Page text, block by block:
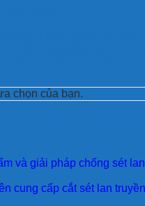
chọn của bạn.
và giải pháp chống sét
cung cấp cắt sét lan